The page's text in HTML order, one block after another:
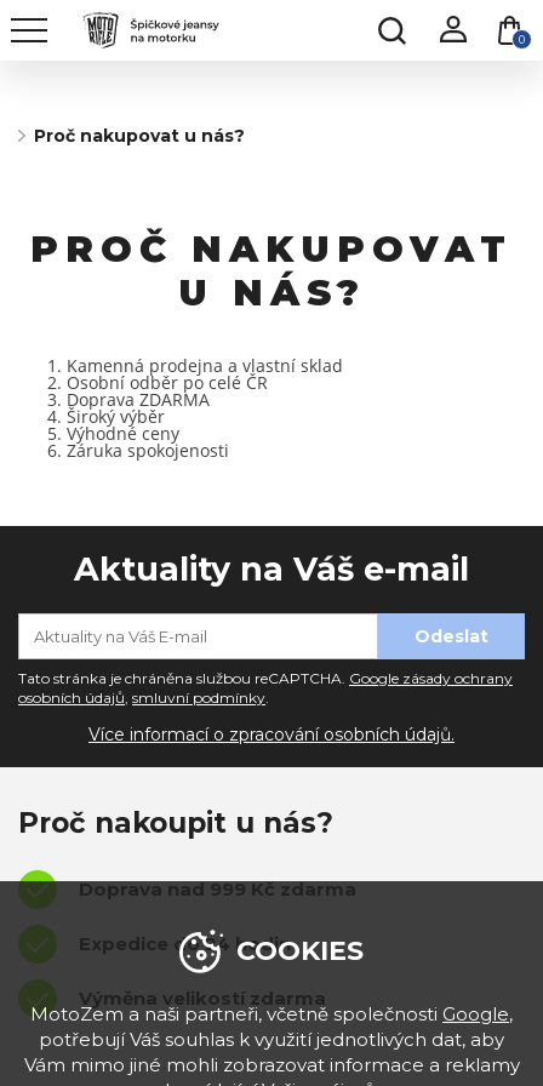
0
Proč nakupovat u nás?
PROČ NAKUPOVAT
U NÁS?
Kamenná prodejna a vlastní sklad
Osobní odběr po celé ČR
Doprava ZDARMA
Široký výběr
Výhodné ceny
Záruka spokojenosti
Aktuality na Váš e-mail
Tato stránka je chráněna službou reCAPTCHA. Google zásady ochrany
osobních údajů, smluvní podmínky.
Více informací o zpracování osobních údajů.
Proč nakoupit u nás?
Doprava nad 999 Kč zdarma
Expedice do 24 hodin
Výměna velikostí zdarma
COOKIES
MotoZem a naši partneři, včetně společnosti Google,
potřebují Váš souhlas k využití jednotlivých dat, aby
Vám mimo jiné mohli zobrazovat informace a reklamy